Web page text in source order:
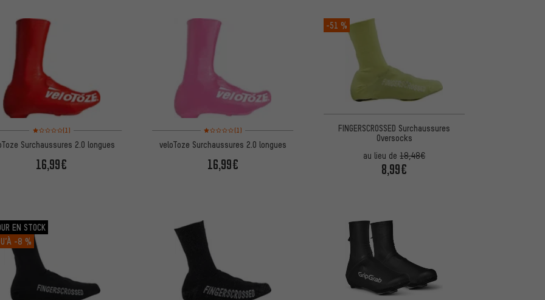
Note moyenne : 1 sur 5 d'après 1 avis
(1)
Surchaussures 2.0 longues
16,99€
Note moyenne : 1 sur 5 d'après 1 avis
(1)
veloToze Surchaussures 2.0 longues
16,99€
-51 %
FINGERSCROSSED Surchaussures
Oversocks
au lieu de18,48€
8,99€
EN STOCK
-8 %